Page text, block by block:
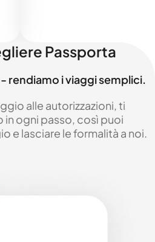
Passporta
rendiamo i viaggi semplici.
alle autorizzazioni, ti
ogni passo, così puoi
e lasciare le formalità a noi.